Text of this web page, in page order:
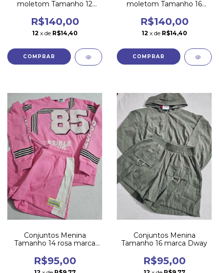
moletom Tamanho 12
R$140,00
12 x de R$14,40
COMPRAR
moletom Tamanho 16
R$140,00
12 x de R$14,40
COMPRAR
Conjuntos Menina
Tamanho 14 rosa marca
R$95,00
Conjuntos Menina
Tamanho 16 marca Dway
R$95,00